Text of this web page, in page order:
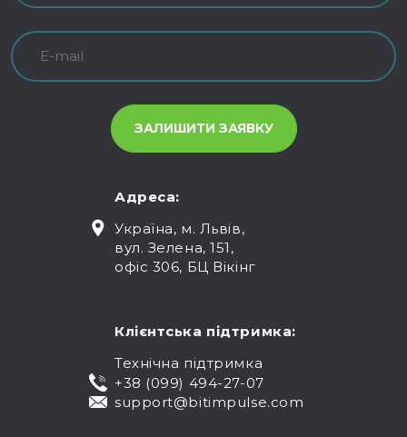
Адреса:
Україна, м. Львів,
вул. Зелена, 151,
офіс 306, БЦ Вікінг
Клієнтська підтримка:
Технічна підтримка
+38 (099) 494-27-07
support@bitimpulse.com